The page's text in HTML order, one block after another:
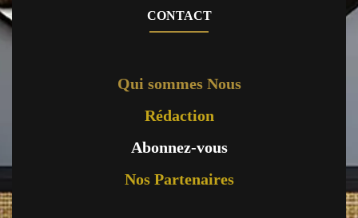
CONTACT
Qui sommes Nous
Rédaction
Abonnez-vous
Nos Partenaires